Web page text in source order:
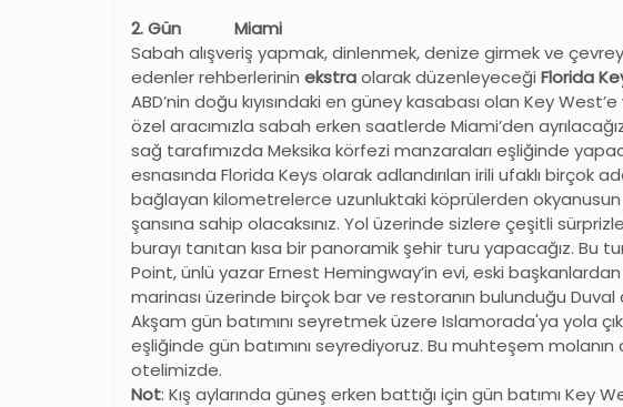
2. Gün Miami
Sabah alışveriş yapmak, dinlenmek, denize girmek ve
edenler rehberlerinin ekstraolarak düzenleyeceği Florida
ABD’nin doğu kıyısındaki en güney kasabası olan Key
özel aracımızla sabah erken saatlerde Miami’den
sağ tarafımızda Meksika körfezi manzaraları eşliğinde
esnasında Florida Keys olarak adlandırılan irili ufaklı birçok
bağlayan kilometrelerce uzunluktaki köprülerden
şansına sahip olacaksınız. Yol üzerinde sizlere çeşitli
burayı tanıtan kısa bir panoramik şehir turu yapacağız. Bu
Point, ünlü yazar Ernest Hemingway’in evi, eski başkanlardan
marinası üzerinde birçok bar ve restoranın bulunduğu
Akşam gün batımını seyretmek üzere Islamorada'ya yola
eşliğinde gün batımını seyrediyoruz. Bu muhteşem
otelimizde.
Not: Kış aylarında güneş erken battığı için gün batımı Key